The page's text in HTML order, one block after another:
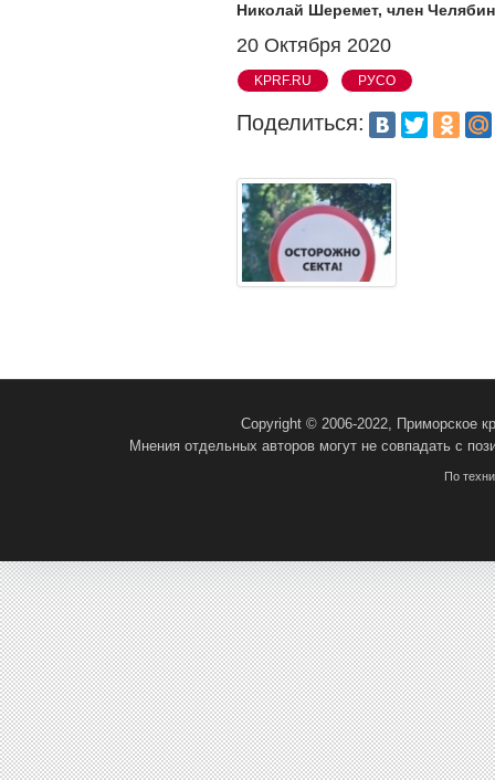
Николай Шеремет, член
20 Октября 2020
KPRF.RU РУСО
Поделиться:
Copyright © 2006-2022, Приморское
Мнения отдельных авторов могут не совпадать с
По